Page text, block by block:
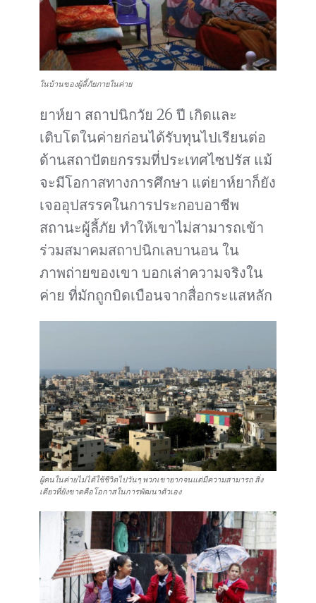
ในบ้านของผู้ลี้ภัยภายในค่าย
ยาห์ยา สถาปนิกวัย 26 ปี เกิดและ
เติบโตในค่ายก่อนได้รับทุนไปเรียนต่อ
ด้านสถาปัตยกรรมที่ประเทศไซปรัส แม้
จะมีโอกาสทางการศึกษา แต่ยาห์ยาก็ยัง
เจออุปสรรคในการประกอบอาชีพ
สถานะผู้ลี้ภัย ทำให้เขาไม่สามารถเข้า
ร่วมสมาคมสถาปนิกเลบานอน ใน
ภาพถ่ายของเขา บอกเล่าความจริงใน
ค่าย ที่มักถูกบิดเบือนจากสื่อกระแสหลัก
ผู้คนในค่ายไม่ได้ใช้ชีวิตไปวันๆ พวกเขายากจนแต่มีความสามารถ สิ่ง
เดียวที่ยังขาดคือโอกาสในการพัฒนาตัวเอง